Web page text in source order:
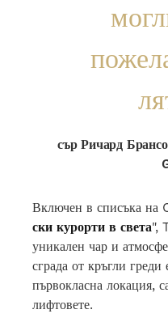
сър Ричард
Включен в списъка на
ски курорти в света",
уникален чар и
сграда от кръгли
първокласна локация,
лифтовете.